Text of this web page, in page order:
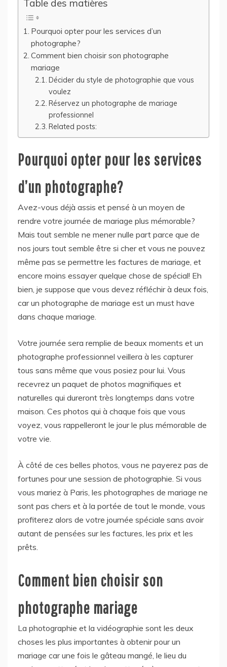
Table des matières
Pourquoi opter pour les services d’un
photographe?
Comment bien choisir son photographe
mariage
Décider du style de photographie que vous
voulez
Réservez un photographe de mariage
professionnel
Related posts:
Pourquoi opter pour les services
d’un photographe?
Avez-vous déjà assis et pensé à un moyen de
rendre votre journée de mariage plus mémorable?
Mais tout semble ne mener nulle part parce que de
nos jours tout semble être si cher et vous ne pouvez
même pas se permettre les factures de mariage, et
encore moins essayer quelque chose de spécial! Eh
bien, je suppose que vous devez réfléchir à deux fois,
car un photographe de mariage est un must have
dans chaque mariage.
Votre journée sera remplie de beaux moments et un
photographe professionnel veillera à les capturer
tous sans même que vous posiez pour lui. Vous
recevrez un paquet de photos magnifiques et
naturelles qui dureront très longtemps dans votre
maison. Ces photos qui à chaque fois que vous
voyez, vous rappelleront le jour le plus mémorable de
votre vie.
À côté de ces belles photos, vous ne payerez pas de
fortunes pour une session de photographie. Si vous
vous mariez à Paris, les photographes de mariage ne
sont pas chers et à la portée de tout le monde, vous
profiterez alors de votre journée spéciale sans avoir
autant de pensées sur les factures, les prix et les
prêts.
Comment bien choisir son
photographe mariage
La photographie et la vidéographie sont les deux
choses les plus importantes à obtenir pour un
mariage car une fois le gâteau mangé, le lieu du